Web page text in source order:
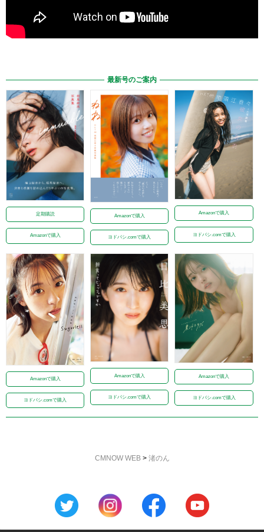
最新号のご案内
定期購読
Amazonで購入
Amazonで購入
ヨドバシ.comで購入
Amazonで購入
ヨドバシ.comで購入
Amazonで購入
ヨドバシ.comで購入
Amazonで購入
ヨドバシ.comで購入
Amazonで購入
ヨドバシ.comで購入
CMNOW WEB> 渚のん